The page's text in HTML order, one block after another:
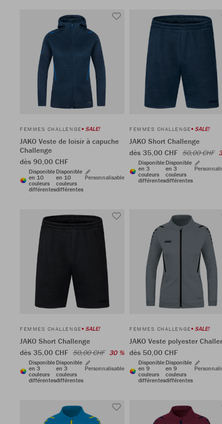
FEMMES CHALLENGE SALE!
JAKO Veste de loisir à capuche
Challenge
dès 90,00 CHF
Disponible
en 10
couleurs
différentes
Disponible
en 10
couleurs
différentes
Personnalisable
FEMMES CHALLENGE SALE!
JAKO Short Challenge
dès 35,00 CHF 50,00 CHF
Disponible
en 3
couleurs
différentes
Disponible
en 3
couleurs
différentes
FEMMES CHALLENGE SALE!
JAKO Short Challenge
dès 35,00 CHF 50,00 CHF 30 %
Disponible
en 3
couleurs
différentes
Disponible
en 3
couleurs
différentes
Personnalisable
FEMMES CHALLENGE SALE!
JAKO Veste polyester
dès 50,00 CHF
Disponible
en 9
couleurs
différentes
Disponible
en 9
couleurs
différentes